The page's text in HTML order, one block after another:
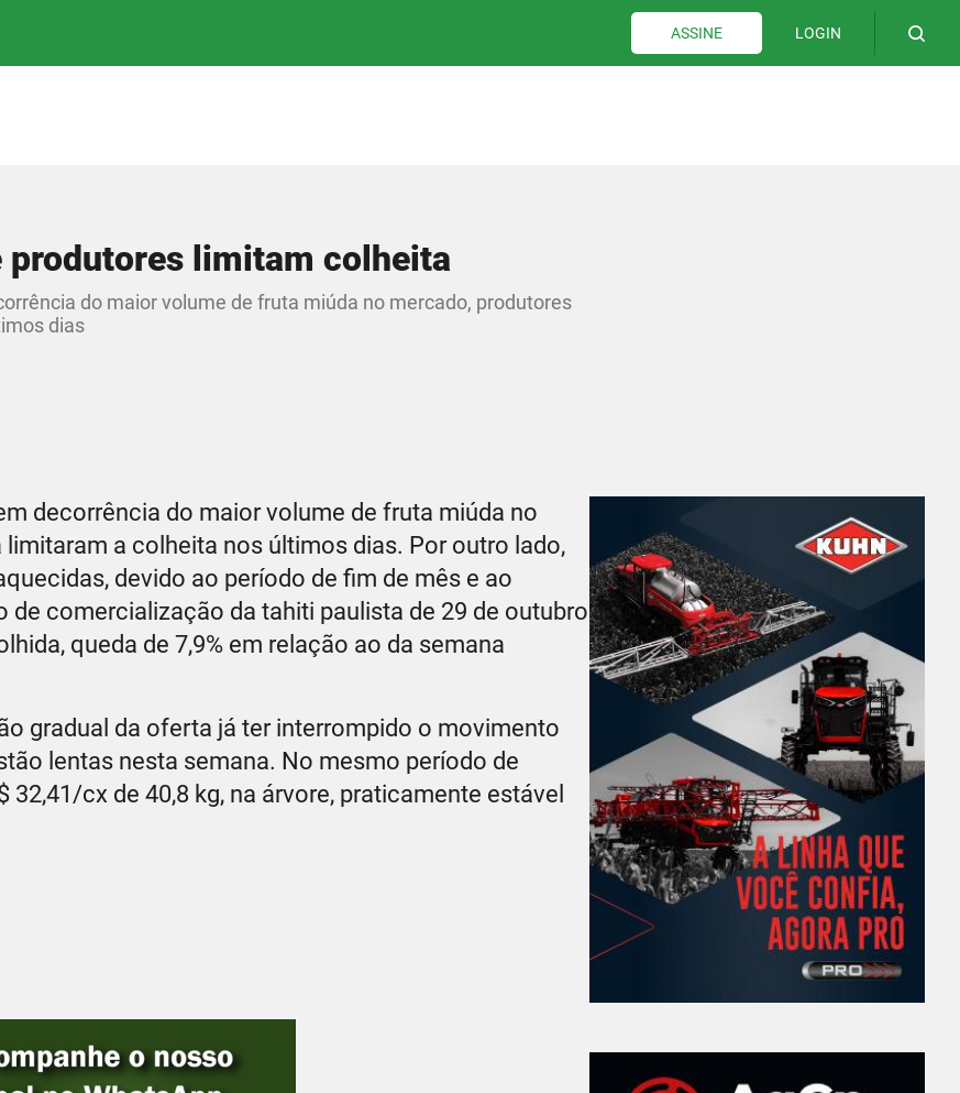
ASSINE LOGIN
limitam colheita
do maior volume de fruta miúda no mercado, produtores
dias
decorrência do maior volume de fruta miúda no
a colheita nos últimos dias. Por outro lado,
devido ao período de fim de mês e ao
de comercialização da tahiti paulista de 29 de outubro
queda de 7,9% em relação ao da semana
gradual da oferta já ter interrompido o movimento
lentas nesta semana. No mesmo período de
cx de 40,8 kg, na árvore, praticamente estável